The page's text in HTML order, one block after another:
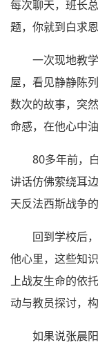
每次聊天，班长
题，你就到白求
一次现地教
屋，看见静静陈
数次的故事，突
命感，在他心中油
80多年前，
讲话仿佛萦绕耳
天反法西斯战争
回到学校后
他心里，这些知
上战友生命的依
动与教员探讨，
如果说张晨